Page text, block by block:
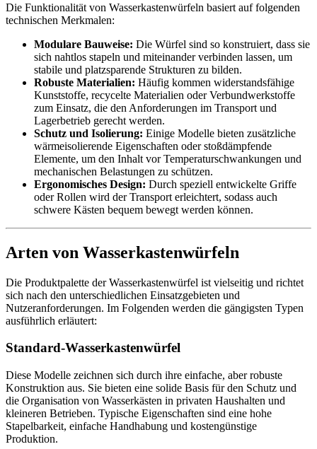
Die Funktionalität von Wasserkastenwürfeln basiert auf folgenden
technischen Merkmalen:
Modulare Bauweise: Die Würfel sind so konstruiert, dass sie
sich nahtlos stapeln und miteinander verbinden lassen, um
stabile und platzsparende Strukturen zu bilden.
Robuste Materialien: Häufig kommen widerstandsfähige
Kunststoffe, recycelte Materialien oder Verbundwerkstoffe
zum Einsatz, die den Anforderungen im Transport und
Lagerbetrieb gerecht werden.
Schutz und Isolierung: Einige Modelle bieten zusätzliche
wärmeisolierende Eigenschaften oder stoßdämpfende
Elemente, um den Inhalt vor Temperaturschwankungen und
mechanischen Belastungen zu schützen.
Ergonomisches Design: Durch speziell entwickelte Griffe
oder Rollen wird der Transport erleichtert, sodass auch
schwere Kästen bequem bewegt werden können.
Arten von Wasserkastenwürfeln
Die Produktpalette der Wasserkastenwürfel ist vielseitig und richtet
sich nach den unterschiedlichen Einsatzgebieten und
Nutzeranforderungen. Im Folgenden werden die gängigsten Typen
ausführlich erläutert:
Standard-Wasserkastenwürfel
Diese Modelle zeichnen sich durch ihre einfache, aber robuste
Konstruktion aus. Sie bieten eine solide Basis für den Schutz und
die Organisation von Wasserkästen in privaten Haushalten und
kleineren Betrieben. Typische Eigenschaften sind eine hohe
Stapelbarkeit, einfache Handhabung und kostengünstige
Produktion.